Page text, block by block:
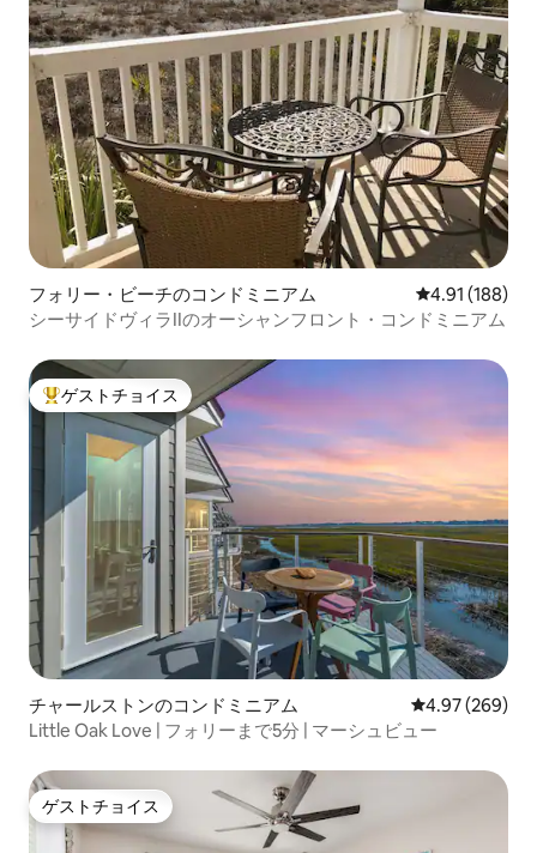
フォリー・ビーチのコンドミニアム レビュー188
4.91 (188)
シーサイドヴィラIIのオーシャンフロント・コンドミニアム
大好評のゲストチョイスです。
ゲストチョイス
チャールストンのコンドミニアム レビュー269
4.97 (269)
Little Oak Love | フォリーまで5分 | マーシュビュー
ゲストチョイス
ゲストチョイス